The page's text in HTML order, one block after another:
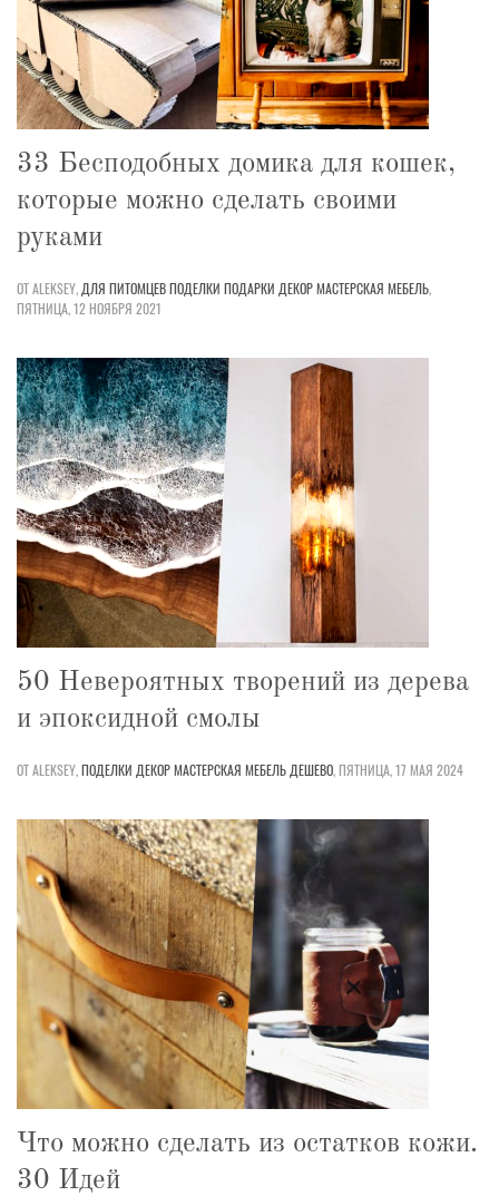
33 Бесподобных домика для кошек,
которые можно сделать своими
руками
ОТ ALEKSEY, ДЛЯ ПИТОМЦЕВПОДЕЛКИ ПОДАРКИ ДЕКОРМАСТЕРСКАЯ МЕБЕЛЬ,
ПЯТНИЦА, 12 НОЯБРЯ 2021
50 Невероятных творений из дерева
и эпоксидной смолы
ОТ ALEKSEY,ПОДЕЛКИ ДЕКОРМАСТЕРСКАЯ МЕБЕЛЬ ДЕШЕВО,ПЯТНИЦА, 17 МАЯ 2024
Что можно сделать из остатков кожи.
30 Идей